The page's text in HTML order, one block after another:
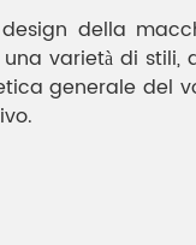
della
varietà di
generale del